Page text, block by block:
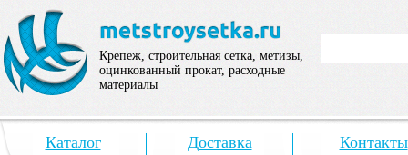
Крепеж, строительная сетка, метизы,
оцинкованный прокат, расходные
материалы
Каталог Доставка Контакты